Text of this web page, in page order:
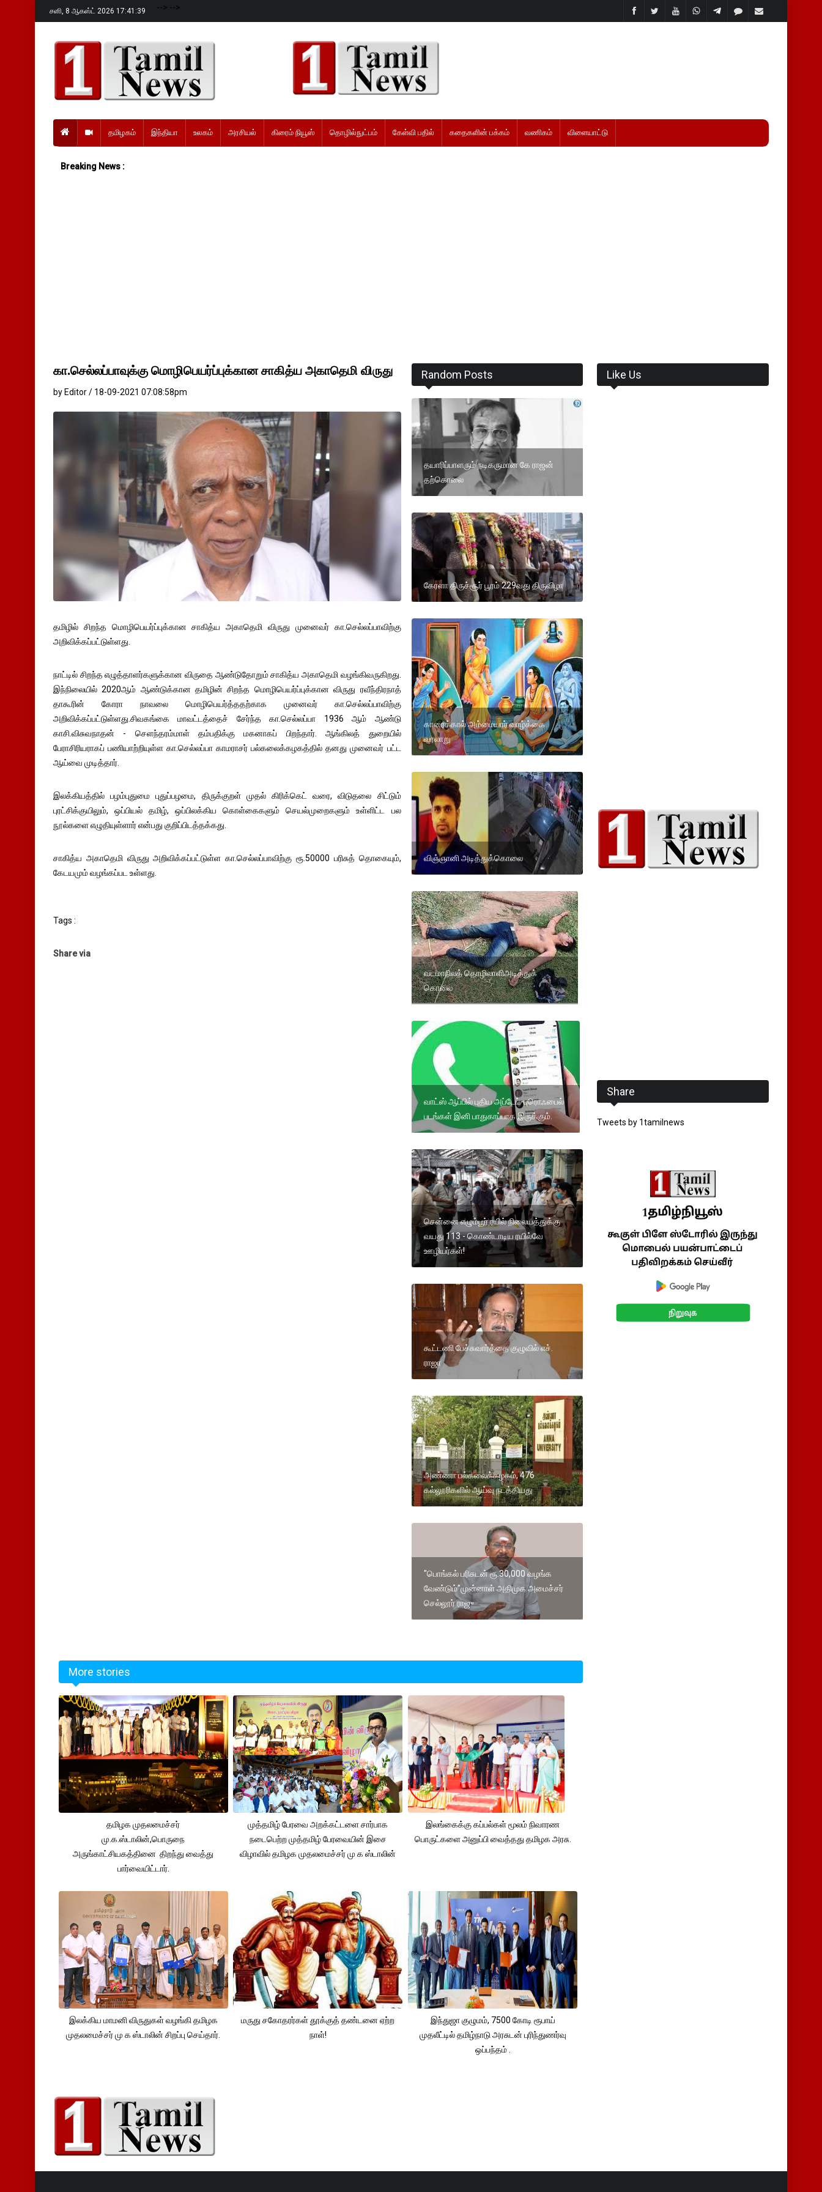
சனி, 8 ஆகஸ்ட் 2026 17:41:40 --> -->
தமிழகம் இந்தியா உலகம் அரசியல் கிரைம் நியூஸ் தொழில்நுட்பம் கேள்வி பதில் கதைகளின் பக்கம் வணிகம் விளையாட்டு
Breaking News :
கா.செல்லப்பாவுக்கு மொழிபெயர்ப்புக்கான சாகித்ய அகாதெமி விருது
by Editor / 18-09-2021 07:08:58pm
தமிழில் சிறந்த மொழிபெயர்ப்புக்கான சாகித்ய அகாதெமி விருது முனைவர் கா.செல்லப்பாவிற்கு
அறிவிக்கப்பட்டுள்ளது.
நாட்டில் சிறந்த எழுத்தாளர்களுக்கான விருதை ஆண்டுதோறும் சாகித்ய அகாதெமி வழங்கிவருகிறது.
இந்நிலையில் 2020ஆம் ஆண்டுக்கான தமிழின் சிறந்த மொழிபெயர்ப்புக்கான விருது ரவீந்திரநாத்
தாகூரின் கோரா நாவலை மொழிபெயர்த்ததற்காக முனைவர் கா.செல்லப்பாவிற்கு
அறிவிக்கப்பட்டுள்ளது.சிவகங்கை மாவட்டத்தைச் சேர்ந்த கா.செல்லப்பா 1936 ஆம் ஆண்டு
காசி.விசுவநாதன் - செளந்தரம்மாள் தம்பதிக்கு மகனாகப் பிறந்தார். ஆங்கிலத் துறையில்
பேராசிரியராகப் பணியாற்றியுள்ள கா.செல்லப்பா காமராசர் பல்கலைக்கழகத்தில் தனது முனைவர் பட்ட
ஆய்வை முடித்தார்.
இலக்கியத்தில் பழம்புதுமை புதுப்பழமை, திருக்குறள் முதல் கிரிக்கெட் வரை, விடுதலை சிட்டும்
புரட்சிக்குயிலும், ஒப்பியல் தமிழ், ஒப்பிலக்கிய கொள்கைகளும் செயல்முறைகளும் உள்ளிட்ட பல
நூல்களை எழுதியுள்ளார் என்பது குறிப்பிடத்தக்கது.
சாகித்ய அகாதெமி விருது அறிவிக்கப்பட்டுள்ள கா.செல்லப்பாவிற்கு ரூ.50000 பரிசுத் தொகையும்,
கேடயமும் வழங்கப்பட உள்ளது.
Tags :
Share via
Random Posts
தயாரிப்பாளரும் நடிகருமான கே ராஜன்
தற்கொலை
கேரளா திருச்சூர் பூரம் 229வது திருவிழா
காரைக்கால் அம்மையார் வாழ்க்கை
வரலாறு
விஞ்ஞானி அடித்துக்கொலை
வடமாநிலத் தொழிலாளிஅடித்துக்
கொலை
வாட்ஸ் ஆப்பில் புதிய அப்டேட்-புரொஃபைல்
படங்கள் இனி பாதுகாப்பாக இருக்கும்.
சென்னை எழும்பூர் ரயில் நிலையத்துக்கு
வயது 113 - கொண்டாடிய ரயில்வே
ஊழியர்கள்!
கூட்டணி பேச்சுவார்த்தை குழுவில் எச்.
ராஜா
அண்ணா பல்கலைக்கழகம், 476
கல்லூரிகளில் ஆய்வு நடத்தியது
"பொங்கல் பரிசுடன் ரூ.30,000 வழங்க
வேண்டும்"முன்னாள் அதிமுக அமைச்சர்
செல்லூர் ராஜு
More stories
தமிழக முதலமைச்சர்
மு.க.ஸ்டாலின்,பொருநை
அருங்காட்சியகத்தினை திறந்து வைத்து
பார்வையிட்டார்.
முத்தமிழ் பேரவை அறக்கட்டளை சார்பாக
நடைபெற்ற முத்தமிழ் பேரவையின் இசை
விழாவில் தமிழக முதலமைச்சர் மு க ஸ்டாலின்
இலங்கைக்கு கப்பல்கள் மூலம் நிவாரண
பொருட்களை அனுப்பி வைத்தது தமிழக அரசு.
இலக்கிய மாமனி விருதுகள் வழங்கி தமிழக
முதலமைச்சர் மு க ஸ்டாலின் சிறப்பு செய்தார்.
மருது சகோதரர்கள் தூக்குத் தண்டனை ஏற்ற
நாள்!
இந்துஜா குழுமம், 7500 கோடி ரூபாய்
முதலீட்டில் தமிழ்நாடு அரசுடன் புரிந்துணர்வு
ஒப்பந்தம் .
Like Us
Share
Tweets by 1tamilnews